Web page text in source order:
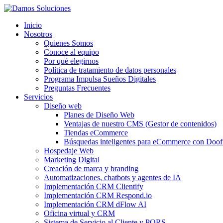
Inicio
Nosotros
Quienes Somos
Conoce al equipo
Por qué elegirnos
Política de tratamiento de datos personales
Programa Impulsa Sueños Digitales
Preguntas Frecuentes
Servicios
Diseño web
Planes de Diseño Web
Ventajas de nuestro CMS (Gestor de contenidos)
Tiendas eCommerce
Búsquedas inteligentes para eCommerce con
Hospedaje Web
Marketing Digital
Creación de marca y branding
Automatizaciones, chatbots y agentes de IA
Implementación CRM Clientify
Implementación CRM Respond.io
Implementación CRM dFlow AI
Oficina virtual y CRM